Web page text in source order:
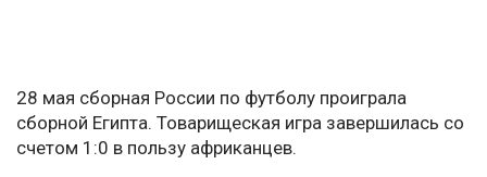
28 мая сборная России по футболу проиграла
сборной Египта. Товарищеская игра завершилась со
счетом 1:0 в пользу африканцев.